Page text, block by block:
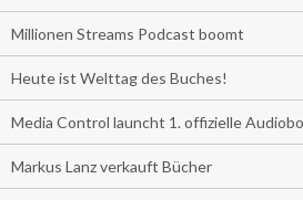
Millionen Streams Podcast boomt
Heute ist Welttag des Buches!
Media Control launcht 1. offizielle
Markus Lanz verkauft Bücher